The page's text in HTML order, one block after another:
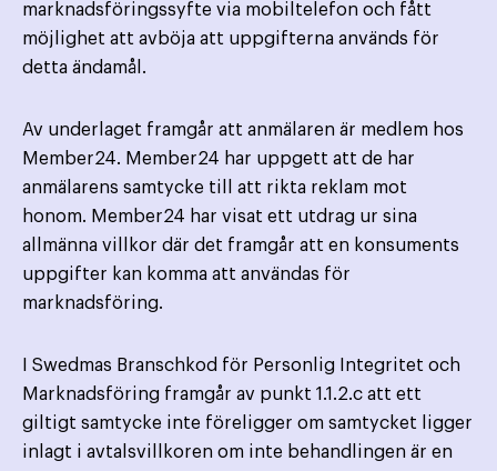
marknadsföringssyfte via mobiltelefon och fått
möjlighet att avböja att uppgifterna används för
detta ändamål.
Av underlaget framgår att anmälaren är medlem hos
Member24. Member24 har uppgett att de har
anmälarens samtycke till att rikta reklam mot
honom. Member24 har visat ett utdrag ur sina
allmänna villkor där det framgår att en konsuments
uppgifter kan komma att användas för
marknadsföring.
I Swedmas Branschkod för Personlig Integritet och
Marknadsföring framgår av punkt 1.1.2.c att ett
giltigt samtycke inte föreligger om samtycket ligger
inlagt i avtalsvillkoren om inte behandlingen är en